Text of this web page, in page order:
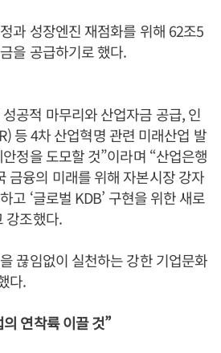
과 성장엔진 재점화를 위해 62조5
을 공급하기로 했다.
공적 마무리와 산업자금 공급, 인
등 4차 산업혁명 관련 미래산업 발
정을 도모할 것”이라며 “산업은행
금융의 미래를 위해 자본시장 강자
고 ‘글로벌 KDB’ 구현을 위한 새로
강조했다.
끊임없이 실천하는 강한 기업문화
다.
연착륙 이끌 것”